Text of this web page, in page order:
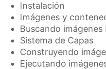
Instalación
Imágenes y
Buscando imágenes
Sistema de Capas
Construyendo
Ejecutando